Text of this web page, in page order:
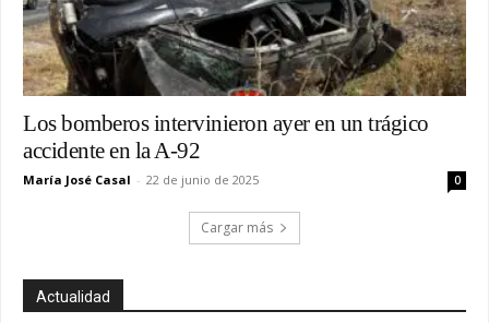
Los bomberos intervinieron ayer en un trágico
accidente en la A-92
María José Casal - 22 de junio de 2025 0
Cargar más
Actualidad